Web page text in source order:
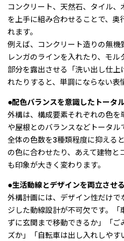
コンクリート、天然石、タイル、
を上手に組み合わせることで、奥
れます。
例えば、コンクリート造りの無機
レンガのラインを入れたり、モ
部分を露出させる「洗い出し仕
れたりすると、単調にならない表
●配色バランスを意識したトータ
外構は、構成要素それぞれの色
や屋根とのバランスなどトータル
全体の色数を3種類程度に抑える
の色に合わせたり、あえて建物と
も印象が大きく変わります。
●生活動線とデザインを両立させ
外構計画には、デザイン性だけで
ジした動線設計が不可欠です。「
ずに玄関まで移動できるか」「ご
ズか」「自転車は出し入れしやす